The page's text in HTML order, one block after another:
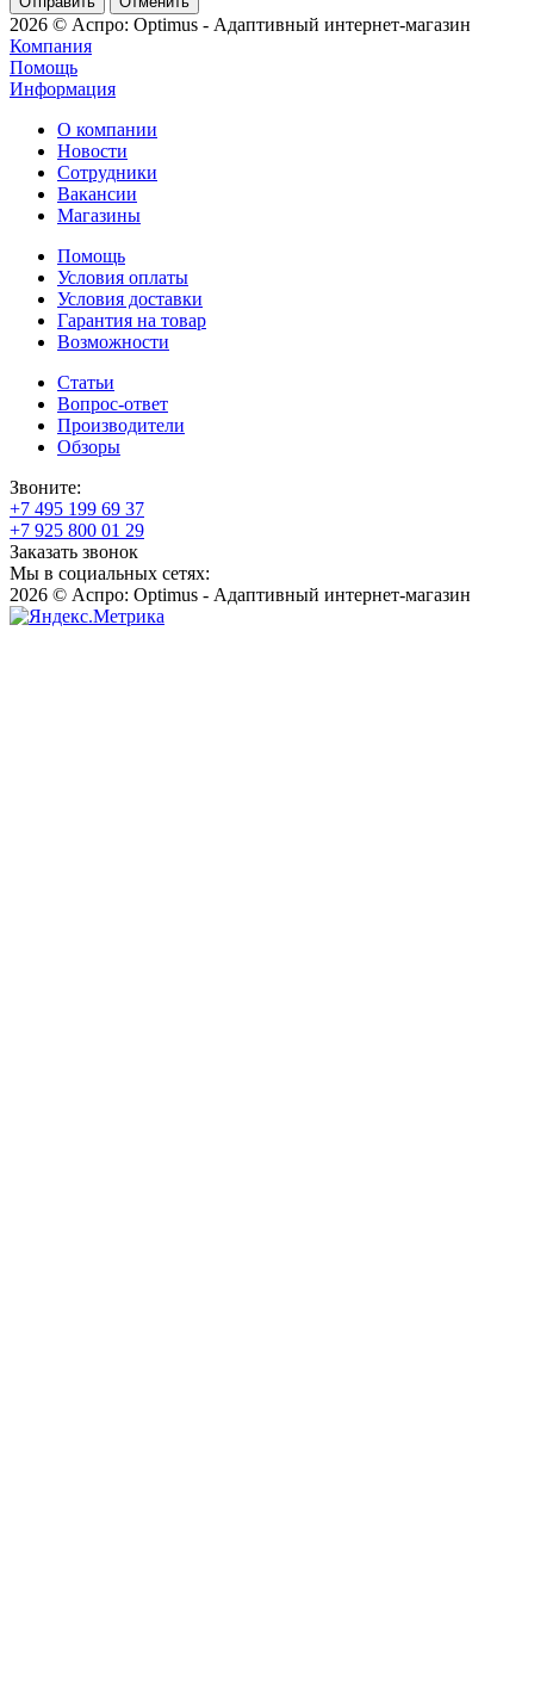
2026 © Аспро: Optimus - Адаптивный интернет-магазин
Компания
Помощь
Информация
О компании
Новости
Сотрудники
Вакансии
Магазины
Помощь
Условия оплаты
Условия доставки
Гарантия на товар
Возможности
Статьи
Вопрос-ответ
Производители
Обзоры
Звоните:
+7 495 199 69 37
+7 925 800 01 29
Заказать звонок
Мы в социальных сетях:
2026 © Аспро: Optimus - Адаптивный интернет-магазин